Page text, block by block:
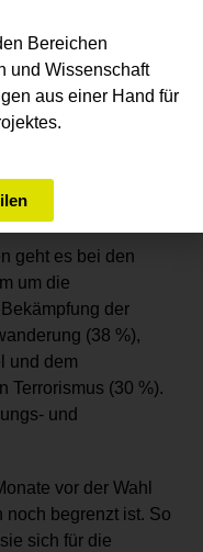
gute Sache.
Europa in der
ist jedoch der
Linie die
sich als Europäer
geht es bei den
um die
der
(38 %),
und dem
Terrorismus (30 %).
und
vor der Wahl
begrenzt ist. So
sich für die
Bereichen
und Wissenschaft
aus einer Hand für